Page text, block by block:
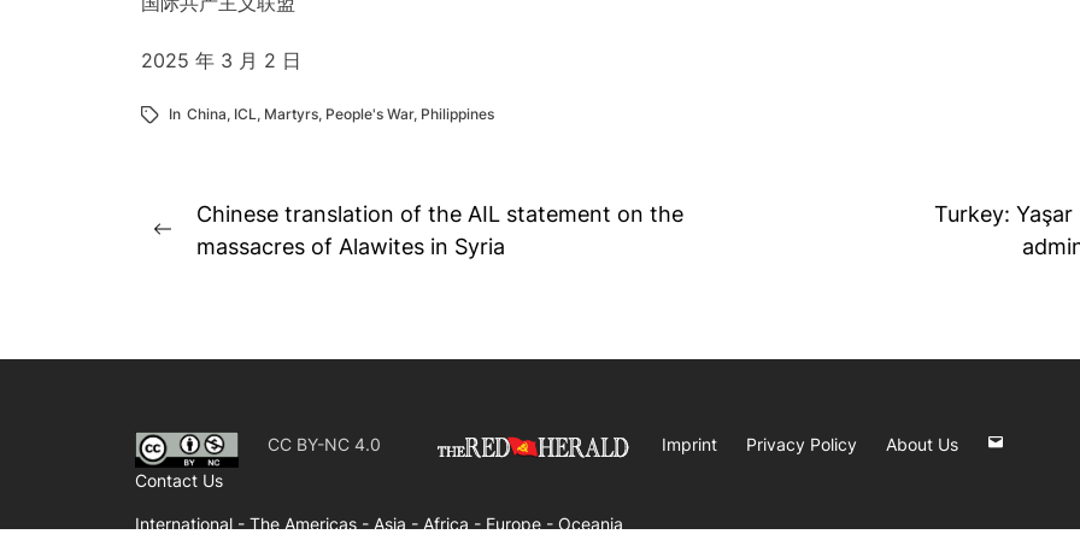
2025 年 3 月 2 日
In China, ICL, Martyrs, People's War, Philippines
Post
navigation
Previous
Chinese translation of the AIL statement on the
massacres of Alawites in Syria
Turkey:
CC BY-NC 4.0 Imprint Privacy Policy
About Us
Contact Us
International - The Americas - Asia - Africa - Europe - Oceania